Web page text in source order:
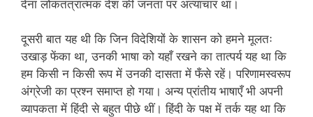
देना लोकतंत्रात्मक देश की जनता पर अत्याचार था।
दूसरी बात यह थी कि जिन विदेशियों के शासन को हमने मूलतः
उखाड़ फेंका था, उनकी भाषा को यहाँ रखने का तात्पर्य यह था कि
हम किसी न किसी रूप में उनकी दासता में फँसे रहें। परिणामस्वरूप
अंग्रेजी का प्रश्न समाप्त हो गया। अन्य प्रांतीय भाषाएँ भी अपनी
व्यापकता में हिंदी से बहुत पीछे थीं। हिंदी के पक्ष में तर्क यह था कि